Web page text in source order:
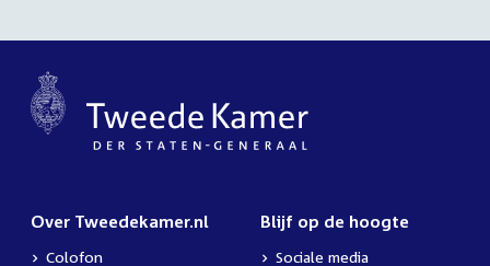
Over Tweedekamer.nl
Colofon
Blijf op de hoogte
Sociale media